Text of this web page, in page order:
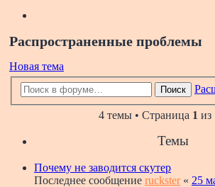
Распространенные проблемы
Новая тема
Поиск
4 темы • Страница 1 из
Темы
Почему не заводится скутер
Последнее сообщение ruckster« 25